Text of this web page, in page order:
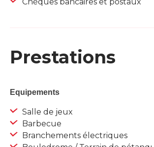
Chèques bancaires et postaux
Prestations
Equipements
Salle de jeux
Barbecue
Branchements électriques